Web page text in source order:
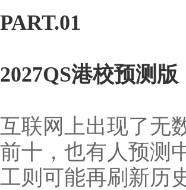
PART.01
2027QS港校预测版
互联网上出现了无
前十，也有人预测
工则可能再刷新